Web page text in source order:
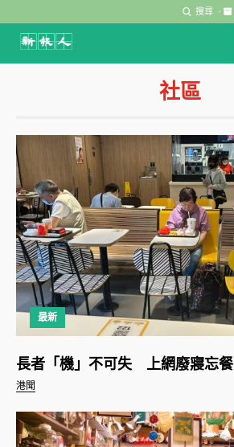
搜尋 ·
社區
最新
港聞
長者「機」不可失 上網廢寢忘餐